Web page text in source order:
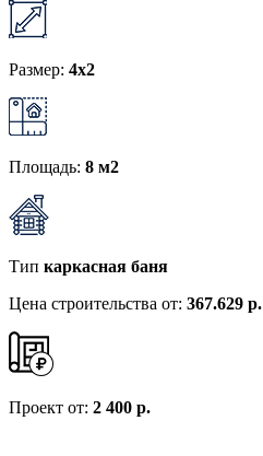
Размер: 4x2
Площадь: 8 м2
Тип каркасная баня
Цена строительства от: 367.629 р.
Проект от: 2 400 р.